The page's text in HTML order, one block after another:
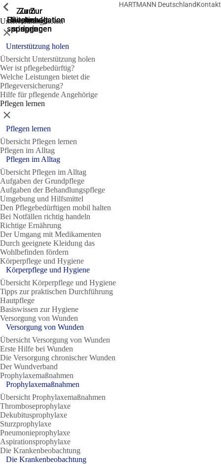
Zur
Suche
springen
Zur
Hauptnavigation
springen
Zur
Hauptnavigation
springen
Zum
Hauptinhalt
springen
Zum
Seitenende
springen
HARTMANN DeutschlandKontakt
Unterstützung holen
Zeige vorherige
Schließen
Unterstützung holen
Übersicht Unterstützung holen
Wer ist pflegebedürftig?
Welche Leistungen bietet die
Pflegeversicherung?
Hilfe für pflegende Angehörige
Pflegen lernen
Zeige vorherige
Schließen
Pflegen lernen
Übersicht Pflegen lernen
Pflegen im Alltag
Zeige vorherige
Pflegen im Alltag
Übersicht Pflegen im Alltag
Aufgaben der Grundpflege
Aufgaben der Behandlungspflege
Umgebung und Hilfsmittel
Den Pflegebedürftigen mobil halten
Bei Notfällen richtig handeln
Richtige Ernährung
Der Umgang mit Medikamenten
Durch geeignete Kleidung das
Wohlbefinden fördern
Körperpflege und Hygiene
Zeige vorherige
Körperpflege und Hygiene
Übersicht Körperpflege und Hygiene
Tipps zur praktischen Durchführung
Hautpflege
Basiswissen zur Hygiene
Versorgung von Wunden
Zeige vorherige
Versorgung von Wunden
Übersicht Versorgung von Wunden
Erste Hilfe bei Wunden
Die Versorgung chronischer Wunden
Der Wundverband
Prophylaxemaßnahmen
Zeige vorherige
Prophylaxemaßnahmen
Übersicht Prophylaxemaßnahmen
Thromboseprophylaxe
Dekubitusprophylaxe
Sturzprophylaxe
Pneumonieprophylaxe
Aspirationsprophylaxe
Die Krankenbeobachtung
Zeige vorherige
Die Krankenbeobachtung
Zeige vorherige
Zeige vorherige
Zeige vorherige
Zeige vorherige
Zeige vorherige